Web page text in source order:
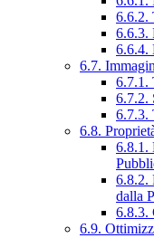
6.6.2.
6.6.3.
6.6.4.
6.7.
6.7.1.
6.7.2.
6.7.3.
6.8.
6.8.1.
6.8.2.
dalla
6.8.3.
6.9.